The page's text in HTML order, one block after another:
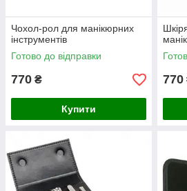
Чохол-рол для манікюрних
інструментів
Готово до відправки
770 ₴
Купити
770